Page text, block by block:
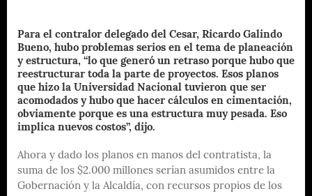
Para el contralor delegado del Cesar, Ricardo Galindo
Bueno, hubo problemas serios en el tema de planeación
y estructura, “lo que generó un retraso porque hubo que
reestructurar toda la parte de proyectos. Esos planos
que hizo la Universidad Nacional tuvieron que ser
acomodados y hubo que hacer cálculos en cimentación,
obviamente porque es una estructura muy pesada. Eso
implica nuevos costos”, dijo.
Ahora y dado los planos en manos del contratista, la
suma de los $2.000 millones serían asumidos entre la
Gobernación y la Alcaldía, con recursos propios de los